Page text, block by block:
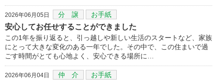
2026年06月05日 分 譲 お手紙
安心してお任せすることができました
この1年を振り返ると、引っ越しや新しい生活のスタートなど、家族
にとって大きな変化のある一年でした。その中で、この住まいで過
ごす時間がとても心地よく、安心できる場所に…
2026年06月04日 仲 介 お手紙